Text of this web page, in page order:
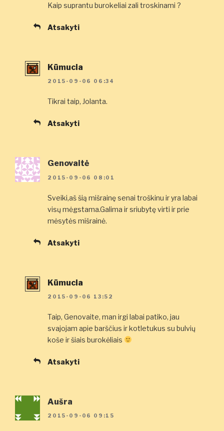
Kaip suprantu burokeliai zali troskinami ?
Atsakyti
Kūmucia
2015-09-06 06:34
Tikrai taip, Jolanta.
Atsakyti
Genovaitė
2015-09-06 08:01
Sveiki,aš šią mišrainę senai troškinu ir yra labai
visų mėgstama.Galima ir sriubytę virti ir prie
mėsytės mišrainė.
Atsakyti
Kūmucia
2015-09-06 13:52
Taip, Genovaite, man irgi labai patiko, jau
svajojam apie barščius ir kotletukus su bulvių
koše ir šiais burokėliais
Atsakyti
Aušra
2015-09-06 09:15